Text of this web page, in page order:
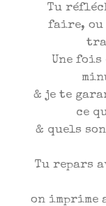
Tu
faire, ou
Une fois
& je te
ce
& quels
Tu repars
on imprime